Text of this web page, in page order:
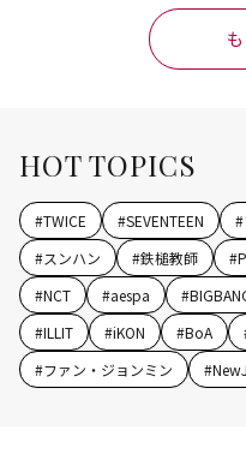
HOT TOPICS
#TWICE #SEVENTEEN #
#スンハン #鉄槌教師 #
#NCT #aespa #
#ILLIT #iKON #BoA
#ファン・ジョンミン #